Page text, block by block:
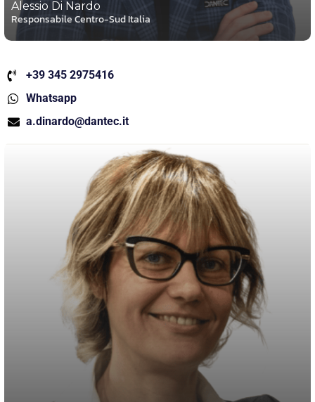
Alessio Di Nardo
Responsabile Centro-Sud Italia
+39 345 2975416
Whatsapp
a.dinardo@dantec.it